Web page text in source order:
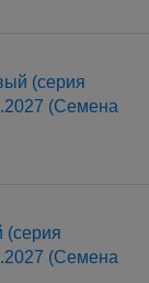
(серия
(Семена
(серия
(Семена